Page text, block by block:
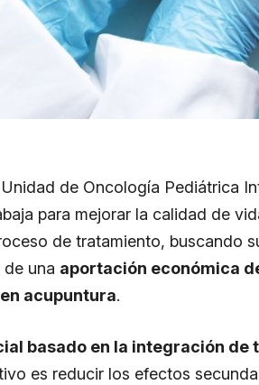
de Oncología Pediátrica
para mejorar la calidad de
de tratamiento, buscando
una aportación económica
acupuntura.
basado en la integración
es reducir los efectos